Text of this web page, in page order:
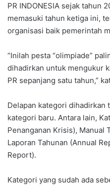
PR INDONESIA sejak tahun
memasuki tahun ketiga ini,
organisasi baik pemerintah
“Inilah pesta “olimpiade”
dihadirkan untuk mengukur
PR sepanjang satu tahun,”
Delapan kategori dihadirkan
kategori baru. Antara lain,
Penanganan Krisis), Manual
Laporan Tahunan (Annual
Report).
Kategori yang sudah ada